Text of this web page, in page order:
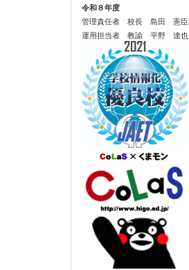
令和８年度
管理責任者 校長 島田 憲臣
運用担当者 教諭 平野 達也